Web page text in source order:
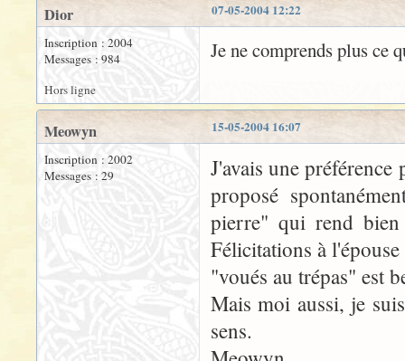
07-05-2004 12:22
Dior
Inscription : 2004
Messages : 984
Je ne comprends plus ce
Hors ligne
15-05-2004 16:07
Meowyn
Inscription : 2002
Messages : 29
J'avais une
proposé
pierre" qui rend bien
Félicitations à l'épouse
"voués au trépas" est
Mais moi aussi, je
sens.